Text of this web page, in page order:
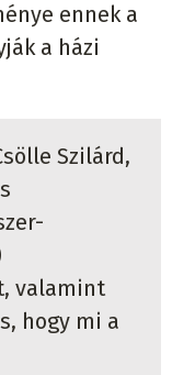
ennek a
a házi
Szilárd,
valamint
hogy mi a